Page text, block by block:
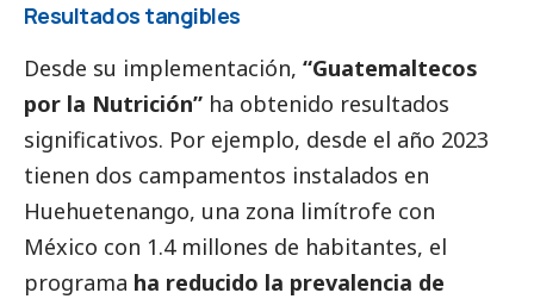
Resultados tangibles
Desde su implementación, “Guatemaltecos
por la Nutrición” ha obtenido resultados
significativos. Por ejemplo, desde el año 2023
tienen dos campamentos instalados en
Huehuetenango, una zona limítrofe con
México con 1.4 millones de habitantes, el
programa ha reducido la prevalencia de